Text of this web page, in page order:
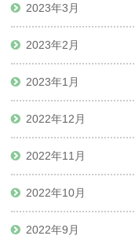
2023年3月
2023年2月
2023年1月
2022年12月
2022年11月
2022年10月
2022年9月